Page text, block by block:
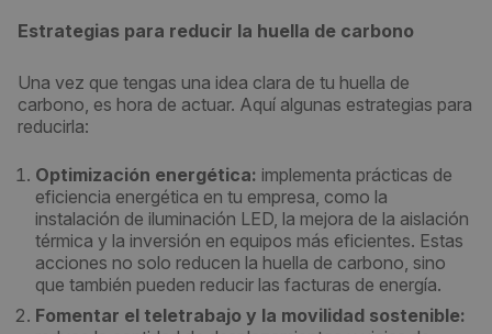
Estrategias para reducir la huella de carbono
Una vez que tengas una idea clara de tu huella de
carbono, es hora de actuar. Aquí algunas estrategias para
reducirla:
Optimización energética: implementa prácticas de
eficiencia energética en tu empresa, como la
instalación de iluminación LED, la mejora de la aislación
térmica y la inversión en equipos más eficientes. Estas
acciones no solo reducen la huella de carbono, sino
que también pueden reducir las facturas de energía.
Fomentar el teletrabajo y la movilidad sostenible: